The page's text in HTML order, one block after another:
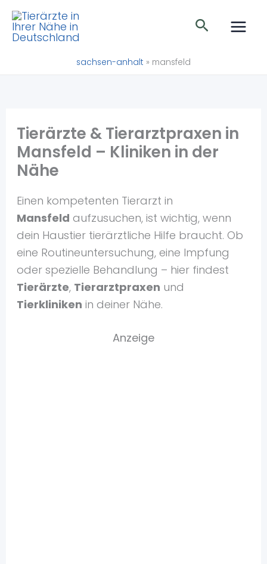
Zum
Inhalt
springen
Suchen
sachsen-anhalt » mansfeld
Tierärzte & Tierarztpraxen in
Mansfeld – Kliniken in der
Nähe
Einen kompetenten Tierarzt in
Mansfeld aufzusuchen, ist wichtig, wenn
dein Haustier tierärztliche Hilfe braucht. Ob
eine Routineuntersuchung, eine Impfung
oder spezielle Behandlung – hier findest
Tierärzte, Tierarztpraxen und
Tierkliniken in deiner Nähe.
Anzeige